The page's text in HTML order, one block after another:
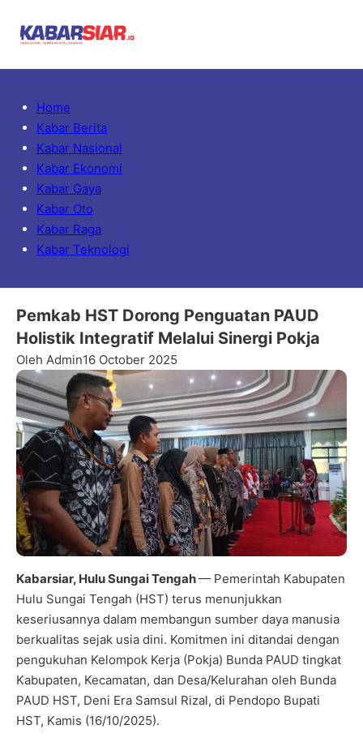
Home
Kabar Berita
Kabar Nasional
Kabar Ekonomi
Kabar Gaya
Kabar Oto
Kabar Raga
Kabar Teknologi
Pemkab HST Dorong Penguatan PAUD
Holistik Integratif Melalui Sinergi Pokja
Oleh Admin16 October 2025
Kabarsiar, Hulu Sungai Tengah— Pemerintah Kabupaten
Hulu Sungai Tengah (HST) terus menunjukkan
keseriusannya dalam membangun sumber daya manusia
berkualitas sejak usia dini. Komitmen ini ditandai dengan
pengukuhan Kelompok Kerja (Pokja) Bunda PAUD tingkat
Kabupaten, Kecamatan, dan Desa/Kelurahan oleh Bunda
PAUD HST, Deni Era Samsul Rizal, di Pendopo Bupati
HST, Kamis (16/10/2025).